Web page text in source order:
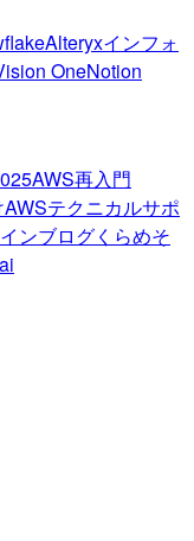
Alteryxインフォ
OneNotion
AWS再入門
AWSテクニカルサポ
ンブログくらめそ